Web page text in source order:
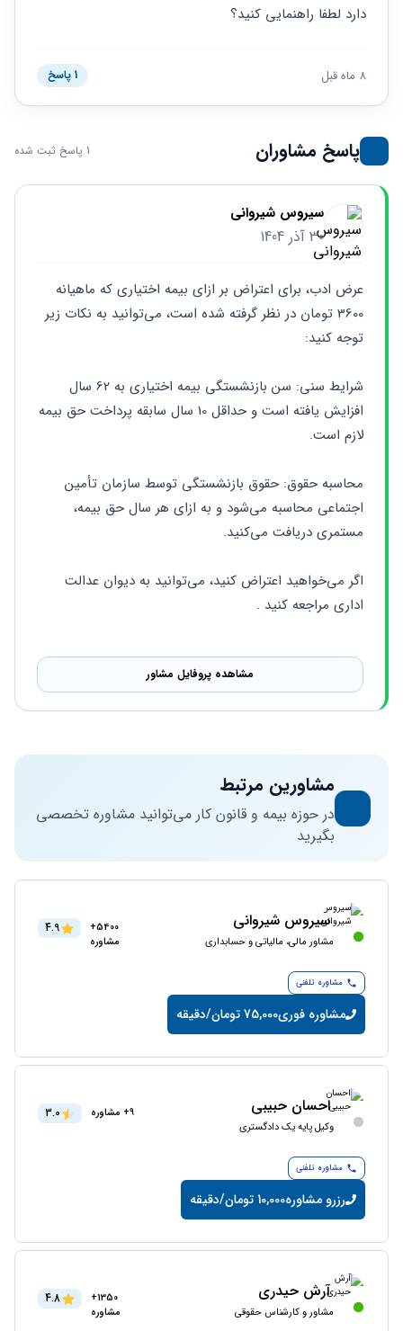
برنامه نویسی
طلاق
خانواده
حقوقی
کسب
سئو و
سایت
ثبت
دارد لطفا راهنمایی کنید؟
8 ماه قبل 1 پاسخ
پاسخ مشاوران 1 پاسخ ثبت شده
سیروس شیروانی
30 آذر 1404
توجه کنید:
لازم است.
مستمری دریافت می‌کنید.
اداری مراجعه کنید .
مشاهده پروفایل مشاور
مشاورین مرتبط
در حوزه بیمه و قانون کار می‌توانید مشاوره تخصصی
بگیرید
سیروس شیروانی
مشاور مالی، مالیاتی و حسابداری
5400+
مشاوره
4.9
مشاوره تلفنی
مشاوره فوری75,000 تومان/دقیقه
احسان حبیبی
وکیل پایه یک دادگستری
9+ مشاوره 3.0
مشاوره تلفنی
رزرو مشاوره10,000 تومان/دقیقه
آرش حیدری
مشاور و کارشناس حقوقی
1350+
مشاوره
4.8